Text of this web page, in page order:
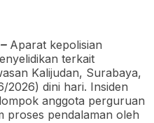
Aparat kepolisian
terkait
Kalijudan, Surabaya,
2026) dini hari. Insiden
anggota perguruan
proses pendalaman oleh